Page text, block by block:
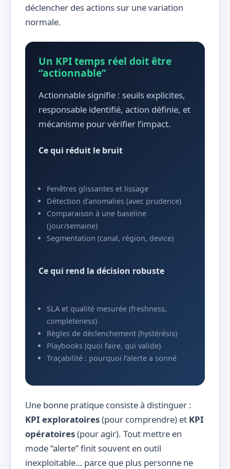
déclencher des actions sur une variation
normale.
Un KPI temps réel doit être
“actionnable”
Actionnable signifie : seuils explicites,
responsable identifié, action définie, et
mécanisme pour vérifier l’impact.
Ce qui réduit le bruit
Fenêtres glissantes et lissage
Détection d’anomalies (avec prudence)
Comparaison à une baseline
(jour/semaine)
Segmentation (canal, région, device)
Ce qui rend la décision robuste
SLA et qualité mesurée (freshness,
completeness)
Règles de déclenchement (hystérésis)
Playbooks (quoi faire, qui valide)
Traçabilité : pourquoi l’alerte a sonné
Une bonne pratique consiste à distinguer :
KPI exploratoires(pour comprendre) et KPI
opératoires(pour agir). Tout mettre en
mode “alerte” finit souvent en outil
inexploitable… parce que plus personne ne